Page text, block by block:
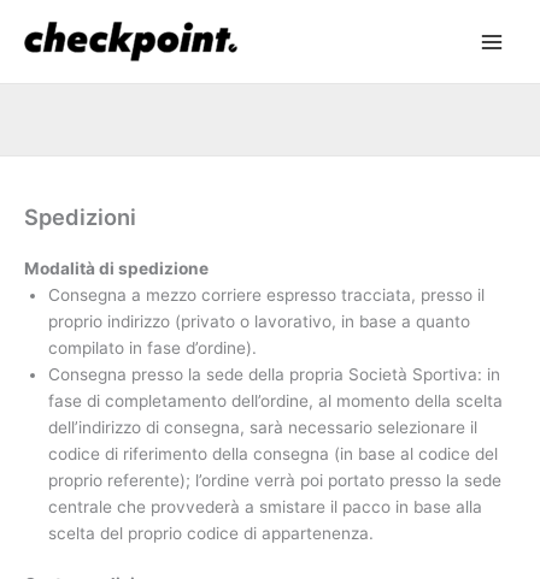
Spedizioni
Modalità di spedizione
Consegna a mezzo corriere espresso tracciata, presso il
proprio indirizzo (privato o lavorativo, in base a quanto
compilato in fase d’ordine).
Consegna presso la sede della propria Società Sportiva: in
fase di completamento dell’ordine, al momento della scelta
dell’indirizzo di consegna, sarà necessario selezionare il
codice di riferimento della consegna (in base al codice del
proprio referente); l’ordine verrà poi portato presso la sede
centrale che provvederà a smistare il pacco in base alla
scelta del proprio codice di appartenenza.